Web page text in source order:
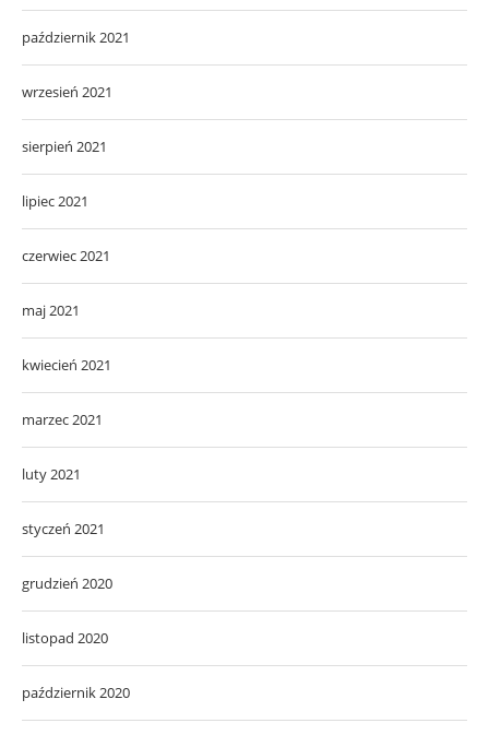
październik 2021
wrzesień 2021
sierpień 2021
lipiec 2021
czerwiec 2021
maj 2021
kwiecień 2021
marzec 2021
luty 2021
styczeń 2021
grudzień 2020
listopad 2020
październik 2020